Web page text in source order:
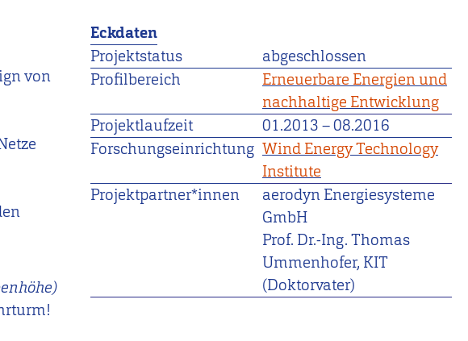
Eckdaten
Projektstatus
abgeschlossen
Profilbereich
Erneuerbare Energien und
nachhaltige Entwicklung
Projektlaufzeit
01.2013 –08.2016
Forschungseinrichtung Wind Energy Technology
Institute
Projektpartner*innen
aerodyn Energiesysteme
GmbH
Prof. Dr.-Ing. Thomas
Ummenhofer, KIT
(Doktorvater)
von